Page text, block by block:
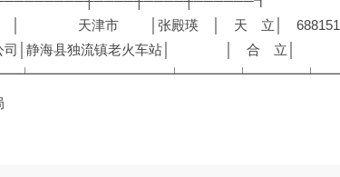
│张殿瑛 │ 天 立│
限公司│静海县独流镇老火车站│ │ 合